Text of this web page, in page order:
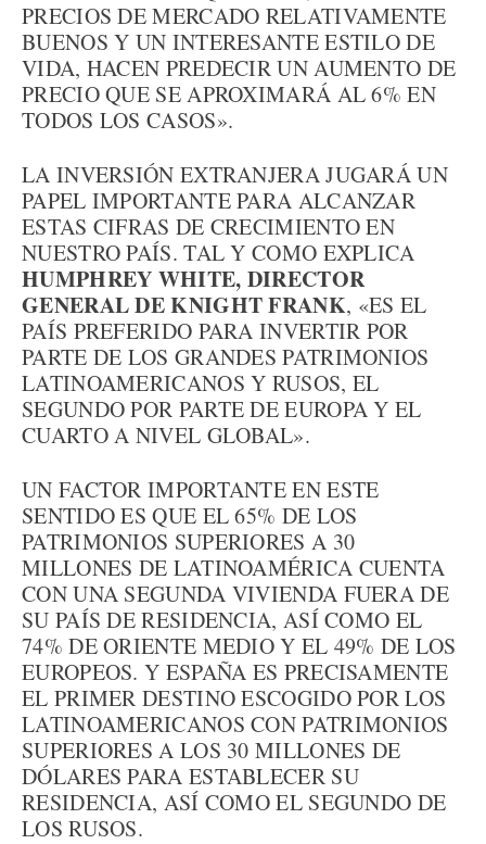
PRECIOS DE MERCADO RELATIVAMENTE
BUENOS Y UN INTERESANTE ESTILO DE
VIDA, HACEN PREDECIR UN AUMENTO DE
PRECIO QUE SE APROXIMARÁ AL 6% EN
TODOS LOS CASOS».
LA INVERSIÓN EXTRANJERA JUGARÁ UN
PAPEL IMPORTANTE PARA ALCANZAR
ESTAS CIFRAS DE CRECIMIENTO EN
NUESTRO PAÍS. TAL Y COMO EXPLICA
HUMPHREY WHITE, DIRECTOR
GENERAL DE KNIGHT FRANK, «ES EL
PAÍS PREFERIDO PARA INVERTIR POR
PARTE DE LOS GRANDES PATRIMONIOS
LATINOAMERICANOS Y RUSOS, EL
SEGUNDO POR PARTE DE EUROPA Y EL
CUARTO A NIVEL GLOBAL».
UN FACTOR IMPORTANTE EN ESTE
SENTIDO ES QUE EL 65% DE LOS
PATRIMONIOS SUPERIORES A 30
MILLONES DE LATINOAMÉRICA CUENTA
CON UNA SEGUNDA VIVIENDA FUERA DE
SU PAÍS DE RESIDENCIA, ASÍ COMO EL
74% DE ORIENTE MEDIO Y EL 49% DE LOS
EUROPEOS. Y ESPAÑA ES PRECISAMENTE
EL PRIMER DESTINO ESCOGIDO POR LOS
LATINOAMERICANOS CON PATRIMONIOS
SUPERIORES A LOS 30 MILLONES DE
DÓLARES PARA ESTABLECER SU
RESIDENCIA, ASÍ COMO EL SEGUNDO DE
LOS RUSOS.